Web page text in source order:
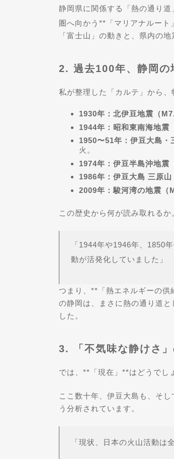
静岡県に関係する「熱の通り
圏へ向かう**「マリアナルート
「富士山」の動きと、県内の
2. 過去100年、静岡の
私が整理した「カルテ」から、
1930年：北伊豆地震（
1944年：昭和東南海地震
1950〜51年：伊豆大島・
火。
1974年：伊豆半島沖地震
1986年：伊豆大島 三原山
2009年：駿河湾の地震（
この歴史から何が読み取れる
「1944年や1946年、1850
動が活発化していました」
つまり、**「熱エネルギーの
の静岡は、まさに熱の通り道
した。
3. 「不気味な静けさ
では、**「現在」**はどうでし
ここ数十年、伊豆大島も、そ
う分析されています。
「現状、日本の火山活動は